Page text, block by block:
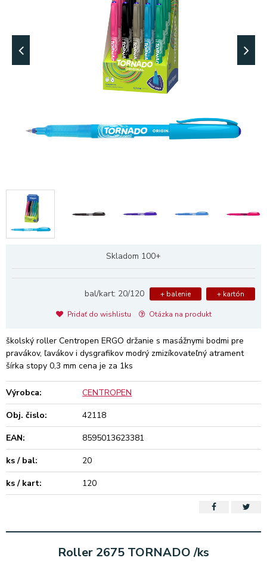
Skladom 100+
bal/kart: 20/120 + balenie + kartón
Pridať do wishlistu Otázka na produkt
školský roller Centropen ERGO držanie s masážnymi bodmi pre
pravákov, ľavákov i dysgrafikov modrý zmizíkovateľný atrament
šírka stopy 0,3 mm cena je za 1ks
Výrobca:
CENTROPEN
Obj. čislo:
42118
EAN:
8595013623381
ks / bal:
20
ks / kart:
120
Roller 2675 TORNADO /ks